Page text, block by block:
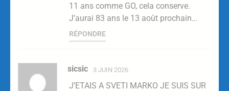
11 ans comme GO, cela conserve.
J’aurai 83 ans le 13 août prochain…
RÉPONDRE
sicsic 3 JUIN 2026
J’ETAIS A SVETI MARKO JE SUIS SUR